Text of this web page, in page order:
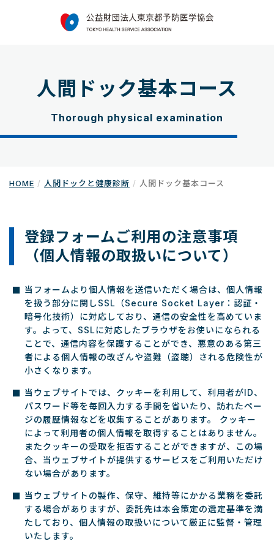
人間ドック基本コース
Thorough physical examination
HOME 人間ドックと健康診断 人間ドック基本コース
登録フォームご利用の注意事項
（個人情報の取扱いについて）
当フォームより個人情報を送信いただく場合は、個人情報
を扱う部分に関しSSL（Secure Socket Layer：認証・
暗号化技術）に対応しており、通信の安全性を高めていま
す。よって、SSLに対応したブラウザをお使いになられる
ことで、通信内容を保護することができ、悪意のある第三
者による個人情報の改ざんや盗難（盗聴）される危険性が
小さくなります。
当ウェブサイトでは、クッキーを利用して、利用者がID、
パスワード等を毎回入力する手間を省いたり、訪れたペー
ジの履歴情報などを収集することがあります。 クッキー
によって利用者の個人情報を取得することはありません。
またクッキーの受取を拒否することができますが、この場
合、当ウェブサイトが提供するサービスをご利用いただけ
ない場合があります。
当ウェブサイトの製作、保守、維持等にかかる業務を委託
する場合がありますが、委託先は本会策定の選定基準を満
たしており、個人情報の取扱いについて厳正に監督・管理
いたします。